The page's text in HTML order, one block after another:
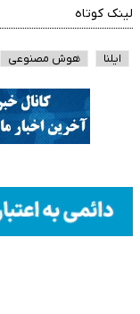
لینک کوتاه
ایلنا هوش مصنوعی